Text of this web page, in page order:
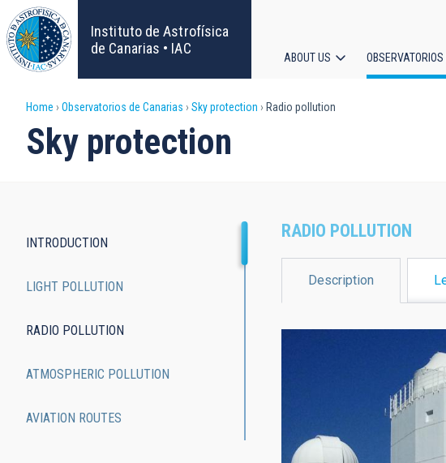
Skip
to
main
content
Instituto de Astrofísica
de Canarias • IAC
navigation
ABOUT US
Breadcrumb
Home Observatorios de Canarias Sky protection Radio pollution
Sky protection
RADIO POLLUTION
Description
navigation
INTRODUCTION
LIGHT POLLUTION
RADIO POLLUTION
ATMOSPHERIC POLLUTION
AVIATION ROUTES